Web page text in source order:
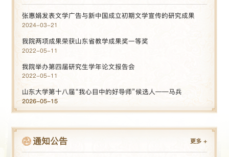
张惠娟发表文学广告与新中国成立初期文学宣传的研究成果
2024-03-21
我院两项成果荣获山东省教学成果奖一等奖
2022-05-11
我院举办第四届研究生学年论文报告会
2022-05-11
山东大学第十八届“我心目中的好导师”候选人——马兵
2026-05-15
通知公告 更多+